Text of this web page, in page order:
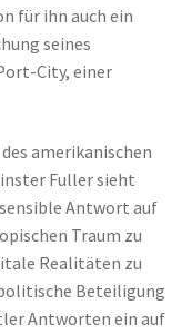
für ihn auch ein
seines
City, einer
amerikanischen
Fuller sieht
Antwort auf
Traum zu
Realitäten zu
Beteiligung
Antworten ein auf